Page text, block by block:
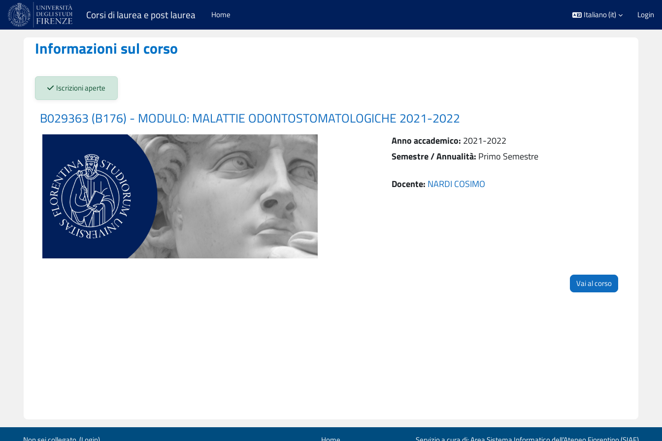
Vai al contenuto principale
Corsi di laurea e post laurea Home Italiano ‎(it)‎ Login
Informazioni sul corso
Stato iscrizioni:
Iscrizioni aperte
B029363 (B176) - MODULO: MALATTIE ODONTOSTOMATOLOGICHE 2021-2022
Anno accademico: 2021-2022
Semestre / Annualità: Primo Semestre
Docente: NARDI COSIMO
Vai al corso